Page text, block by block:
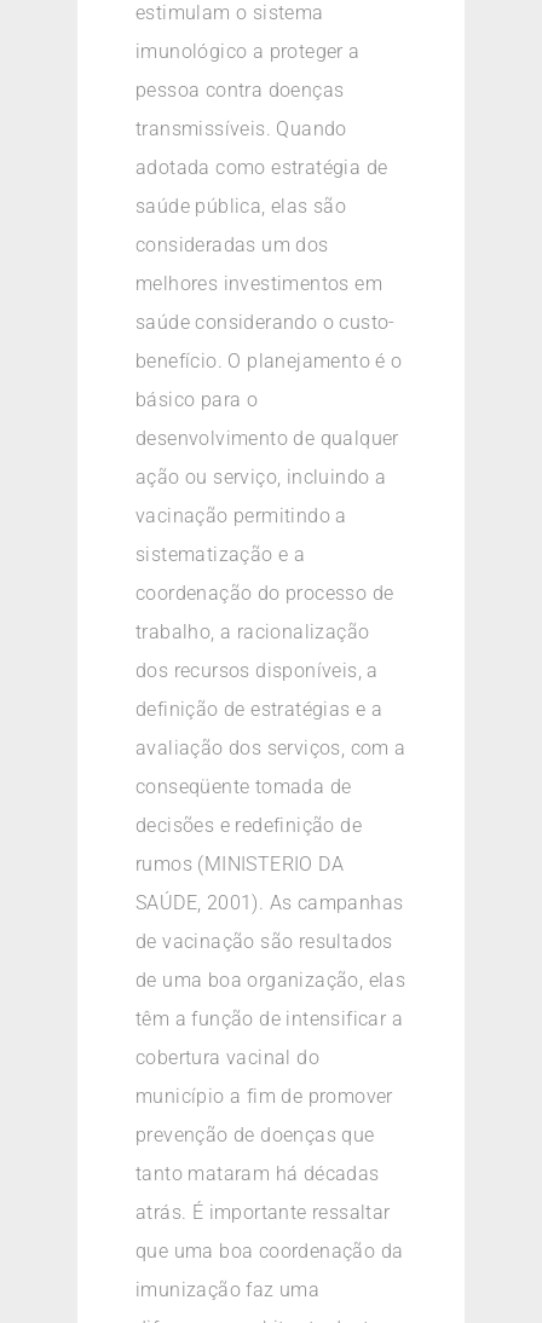
estimulam o sistema
imunológico a proteger a
pessoa contra doenças
transmissíveis. Quando
adotada como estratégia de
saúde pública, elas são
consideradas um dos
melhores investimentos em
saúde considerando o custo-
benefício. O planejamento é o
básico para o
desenvolvimento de qualquer
ação ou serviço, incluindo a
vacinação permitindo a
sistematização e a
coordenação do processo de
trabalho, a racionalização
dos recursos disponíveis, a
definição de estratégias e a
avaliação dos serviços, com a
conseqüente tomada de
decisões e redefinição de
rumos (MINISTERIO DA
SAÚDE, 2001). As campanhas
de vacinação são resultados
de uma boa organização, elas
têm a função de intensificar a
cobertura vacinal do
município a fim de promover
prevenção de doenças que
tanto mataram há décadas
atrás. É importante ressaltar
que uma boa coordenação da
imunização faz uma